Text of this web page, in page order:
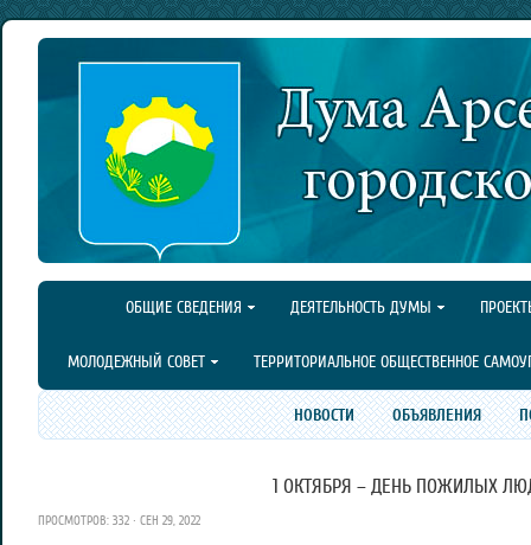
ОБЩИЕ СВЕДЕНИЯ ДЕЯТЕЛЬНОСТЬ ДУМЫ
МОЛОДЕЖНЫЙ СОВЕТ ТЕРРИТОРИАЛЬНОЕ ОБЩЕСТВЕННОЕ
НОВОСТИ ОБЪЯВЛЕНИЯ
1 ОКТЯБРЯ – ДЕНЬ ПОЖИЛЫХ
ПРОСМОТРОВ: 332 · СЕН 29, 2022